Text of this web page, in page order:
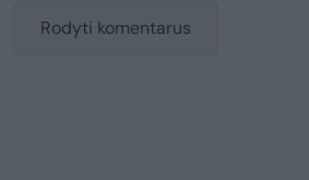
Rodyti komentarus